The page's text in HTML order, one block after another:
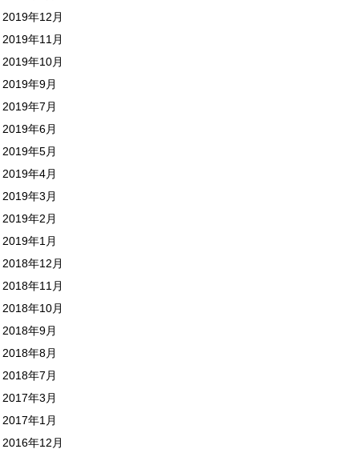
2019年12月
2019年11月
2019年10月
2019年9月
2019年7月
2019年6月
2019年5月
2019年4月
2019年3月
2019年2月
2019年1月
2018年12月
2018年11月
2018年10月
2018年9月
2018年8月
2018年7月
2017年3月
2017年1月
2016年12月